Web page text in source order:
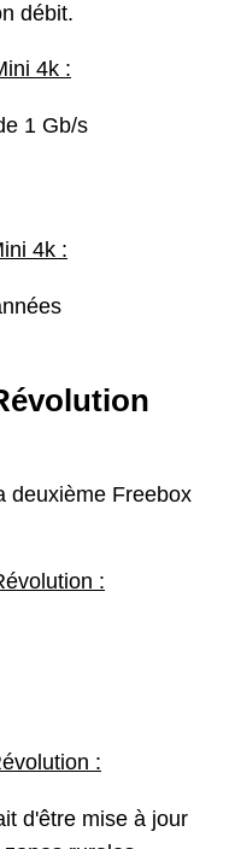
débit.
4k :
1 Gb/s
4k :
deuxième Freebox
:
:
d'être mise à jour